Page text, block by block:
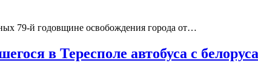
79-й годовщине освобождения города от…
в Тересполе автобуса с